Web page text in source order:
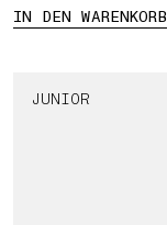
IN DEN WARENKORB
JUNIOR